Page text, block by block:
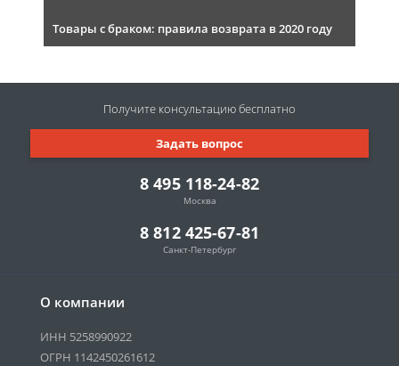
Товары с браком: правила возврата в 2020 году
О компании
ИНН 5258990922
ОГРН 1142450261612
8 495 118-24-82
Москва
8 812 425-67-81
Санкт-Петербург
Задать вопрос
Получите консультациюбесплатно